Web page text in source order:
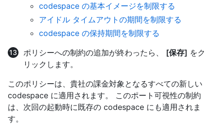
codespace の基本イメージを制限する
アイドル タイムアウトの期間を制限する
codespace の保持期間を制限する
ポリシーへの制約の追加が終わったら、 [保存] をク
リックします。
このポリシーは、貴社の課金対象となるすべての新しい
codespace に適用されます。 このポート可視性の制約
は、次回の起動時に既存の codespace にも適用されま
す。